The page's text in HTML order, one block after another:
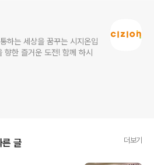
하는 세상을 꿈꾸는 시지온입
향한 즐거운 도전! 함께 하시
른 글 더보기